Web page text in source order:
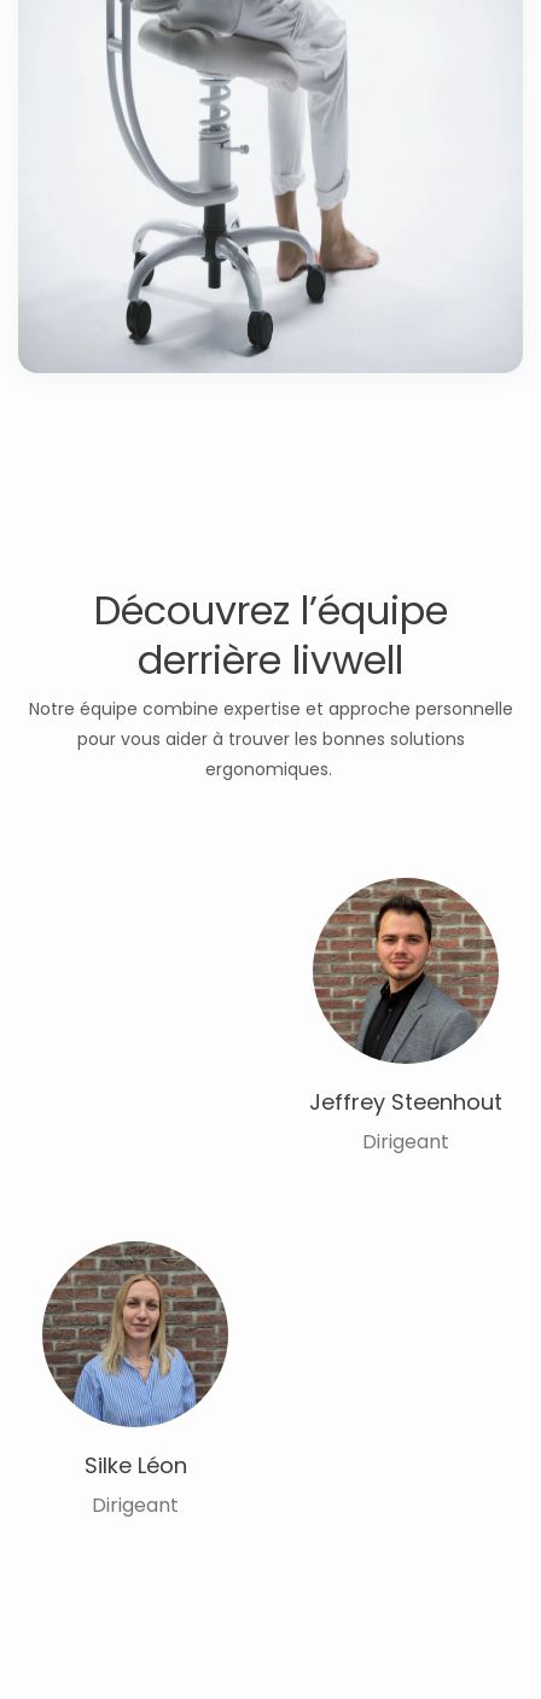
Découvrez l’équipe
derrière livwell
Notre équipe combine expertise et approche personnelle
pour vous aider à trouver les bonnes solutions
ergonomiques.
Jeffrey Steenhout
Dirigeant
Silke Léon
Dirigeant